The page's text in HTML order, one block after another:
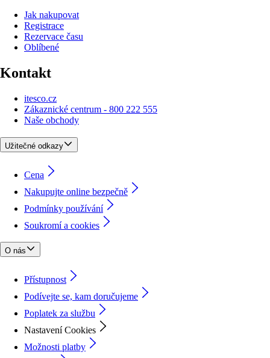
Jak nakupovat
Registrace
Rezervace času
Oblíbené
Kontakt
itesco.cz
Zákaznické centrum - 800 222 555
Naše obchody
Užitečné odkazy
Cena
Nakupujte online bezpečně
Podmínky používání
Soukromí a cookies
O nás
Přístupnost
Podívejte se, kam doručujeme
Poplatek za službu
Nastavení Cookies
Možnosti platby